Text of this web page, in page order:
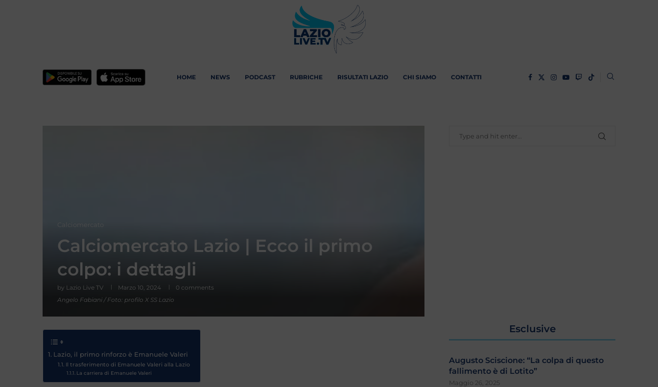
HOME NEWS PODCAST RUBRICHE RISULTATI LAZIO CHI SIAMO CONTATTI
Calciomercato
Calciomercato Lazio | Ecco il primo
colpo: i dettagli
by Lazio Live TV Marzo 10, 2024
0 comments
Angelo Fabiani / Foto: profilo X SS Lazio
Lazio, il primo rinforzo è Emanuele Valeri
Il trasferimento di Emanuele Valeri alla Lazio
La carriera di Emanuele Valeri
Esclusive
Augusto Sciscione: “La colpa di questo
fallimento è di Lotito”
Maggio 26, 2025